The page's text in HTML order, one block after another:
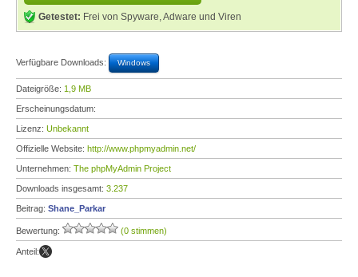
Getestet: Frei von Spyware, Adware und Viren
Verfügbare Downloads: Windows
Dateigröße: 1,9 MB
Erscheinungsdatum:
Lizenz: Unbekannt
Offizielle Website: http://www.phpmyadmin.net/
Unternehmen: The phpMyAdmin Project
Downloads insgesamt: 3.237
Beitrag: Shane_Parkar
Bewertung: (0 stimmen)
Anteil: